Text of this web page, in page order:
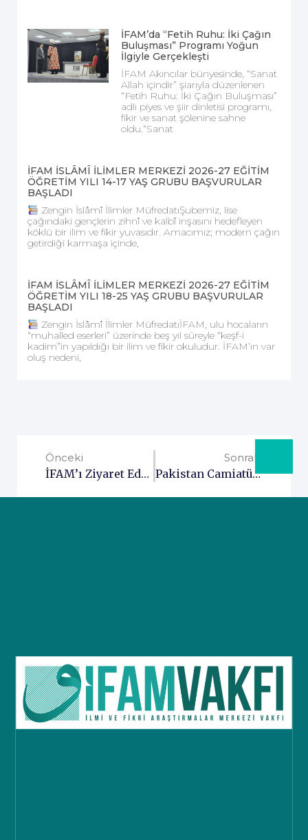
İFAM’da “Fetih Ruhu: İki Çağın
Buluşması” Programı Yoğun
İlgiyle Gerçekleşti
İFAM Akıncılar bünyesinde, “Sanat
Allah içindir” şiarıyla düzenlenen
“Fetih Ruhu: İki Çağın Buluşması”
adlı piyes ve şiir dinletisi programı,
fikir ve sanat şölenine sahne
oldu.“Sanat
İFAM İSLÂMÎ İLİMLER MERKEZİ 2026-27 EĞİTİM
ÖĞRETİM YILI 14-17 YAŞ GRUBU BAŞVURULAR
BAŞLADI
Zengin İslâmî İlimler MüfredatıŞubemiz, lise
çağındaki gençlerin zihnî ve kalbî inşasını hedefleyen
köklü bir ilim ve fikir yuvasıdır. Amacımız; modern çağın
getirdiği karmaşa içinde,
İFAM İSLÂMÎ İLİMLER MERKEZİ 2026-27 EĞİTİM
ÖĞRETİM YILI 18-25 YAŞ GRUBU BAŞVURULAR
BAŞLADI
Zengin İslâmî İlimler MüfredatıİFAM, ulu hocaların
“muhalled eserleri” üzerinde beş yıl süreyle “keşf-i
kadim”in yapıldığı bir ilim ve fikir okuludur. İFAM’ın var
oluş nedeni,
Önceki
İFAM’ı Ziyaret Eden, Erbakan Vakfı Genel Başkanı Dr. Fatih Erbakan Kardeşimizle Muhterem Erbakan Hocamızı Yâd Ettik
Sonraki
Pakistan Camiatü’r Reşid Üniversitesi Hocalarından Müfti Ebu Lübabe